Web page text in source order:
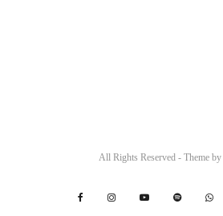
All Rights Reserved - Theme by